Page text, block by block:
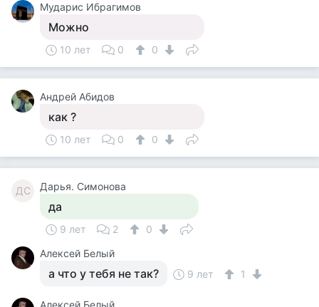
Мударис Ибрагимов
Можно
10 лет 0 0
Андрей Абидов
как ?
10 лет 0 0
ДС Дарья. Симонова
да
9 лет 2
0
Алексей Белый
а что у тебя не так? 9 лет 1
Алексей Белый